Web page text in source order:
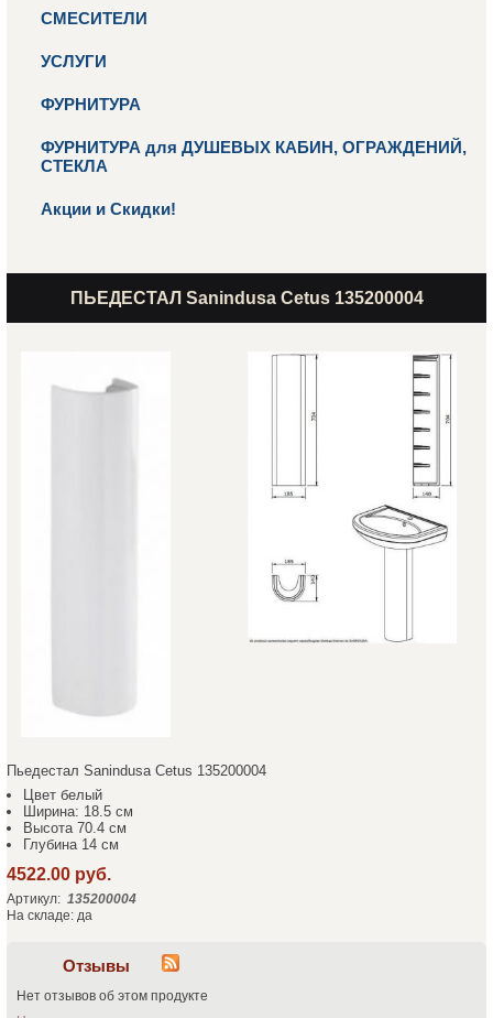
СМЕСИТЕЛИ
УСЛУГИ
ФУРНИТУРА
ФУРНИТУРА для ДУШЕВЫХ КАБИН, ОГРАЖДЕНИЙ,
СТЕКЛА
Акции и Скидки!
ПЬЕДЕСТАЛ Sanindusa Cetus 135200004
Пьедестал Sanindusa Cetus 135200004
Цвет белый
Ширина: 18.5 см
Высота 70.4 см
Глубина 14 см
4522.00 руб.
Артикул: 135200004
На складе: да
Отзывы
Нет отзывов об этом продукте